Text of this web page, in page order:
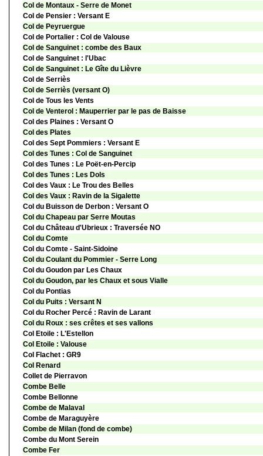
Col de Montaux - Serre de Monet
Col de Pensier : Versant E
Col de Peyruergue
Col de Portalier : Col de Valouse
Col de Sanguinet : combe des Baux
Col de Sanguinet : l'Ubac
Col de Sanguinet : Le Gîte du Lièvre
Col de Serriès
Col de Serriès (versant O)
Col de Tous les Vents
Col de Venterol : Mauperrier par le pas de Baisse
Col des Plaines : Versant O
Col des Plates
Col des Sept Pommiers : Versant E
Col des Tunes : Col de Sanguinet
Col des Tunes : Le Poët-en-Percip
Col des Tunes : Les Dols
Col des Vaux : Le Trou des Belles
Col des Vaux : Ravin de la Sigalette
Col du Buisson de Derbon : Versant O
Col du Chapeau par Serre Moutas
Col du Château d'Ubrieux : Traversée NO
Col du Comte
Col du Comte - Saint-Sidoine
Col du Coulant du Pommier - Serre Long
Col du Goudon par Les Chaux
Col du Goudon, par les Chaux et sous Vialle
Col du Pontias
Col du Puits : Versant N
Col du Rocher Percé : Ravin de Larant
Col du Roux : ses crêtes et ses vallons
Col Etoile : L'Estellon
Col Etoile : Valouse
Col Flachet : GR9
Col Renard
Collet de Pierravon
Combe Belle
Combe Bellonne
Combe de Malaval
Combe de Maraguyère
Combe de Milan (fond de combe)
Combe du Mont Serein
Combe Fer